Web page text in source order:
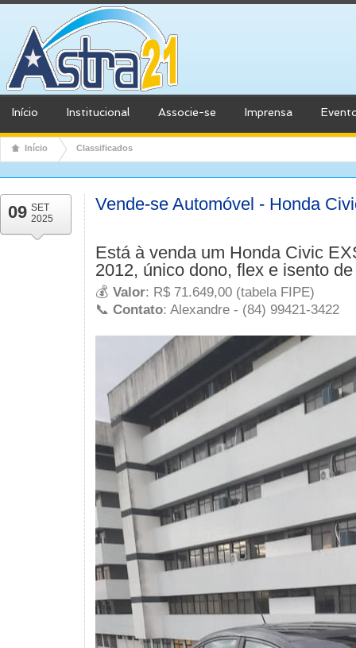
Início Institucional Associe-se Imprensa
Início Classificados
09 SET
2025
Vende-se Automóvel - Honda
Está à venda um Honda Civic
2012, único dono, flex e isento
💰 Valor: R$ 71.649,00 (tabela FIPE)
📞 Contato: Alexandre - (84) 99421-3422